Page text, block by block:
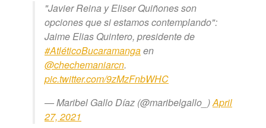
"Javier Reina y Eliser Quiñones son
opciones que si estamos contemplando":
Jaime Elias Quintero, presidente de
#AtléticoBucaramangaen
@chechemaniarcn.
pic.twitter.com/9zMzFnbWHC
— Maribel Gallo Díaz (@maribelgallo_)April
27, 2021